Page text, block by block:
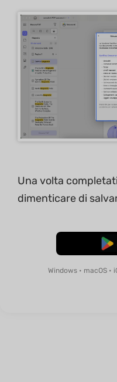
Una volta
dimenticare di
Windows • macOS •